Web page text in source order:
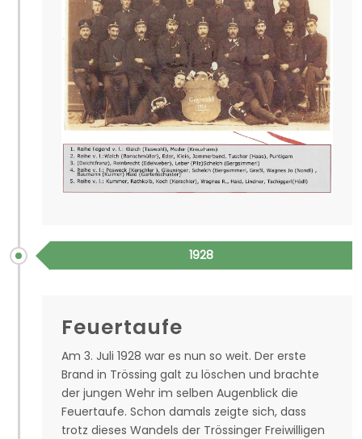
1928
Feuertaufe
Am 3. Juli 1928 war es nun so weit. Der erste
Brand in Trössing galt zu löschen und brachte
der jungen Wehr im selben Augenblick die
Feuertaufe. Schon damals zeigte sich, dass
trotz dieses Wandels der Trössinger Freiwilligen